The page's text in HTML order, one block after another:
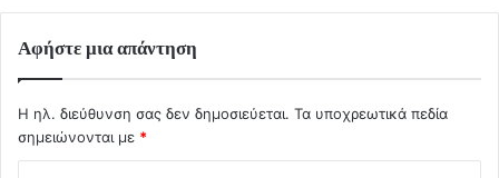
Αφήστε μια απάντηση
Η ηλ. διεύθυνση σας δεν δημοσιεύεται. Τα υποχρεωτικά πεδία
σημειώνονται με *